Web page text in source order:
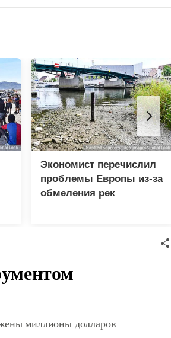
Экономист перечислил
проблемы Европы из-за
обмеления рек
миллионы долларов